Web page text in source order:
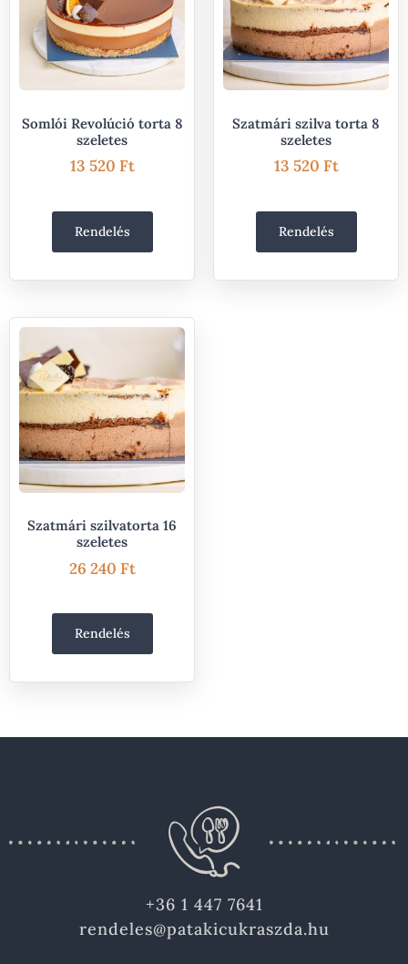
Somlói Revolúció torta 8
szeletes
13 520 Ft
Rendelés
Szatmári szilva torta 8
szeletes
13 520 Ft
Rendelés
Szatmári szilvatorta 16
szeletes
26 240 Ft
Rendelés
+36 1 447 7641
rendeles@patakicukraszda.hu